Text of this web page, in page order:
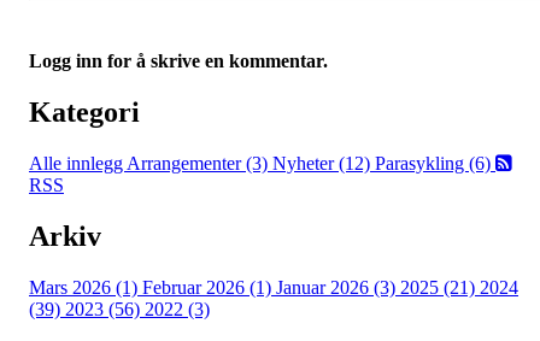
Logg inn for å skrive en kommentar.
Kategori
Alle innlegg Arrangementer (3) Nyheter (12) Parasykling (6)
RSS
Arkiv
Mars 2026 (1) Februar 2026 (1) Januar 2026 (3) 2025 (21) 2024
(39) 2023 (56) 2022 (3)